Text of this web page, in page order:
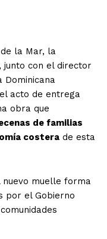
la Mar, la
junto con el director
Dominicana
acto de entrega
obra que
de familias
costera de esta
nuevo muelle forma
por el Gobierno